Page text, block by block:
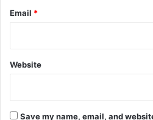
Email *
Website
Save my name, email, and